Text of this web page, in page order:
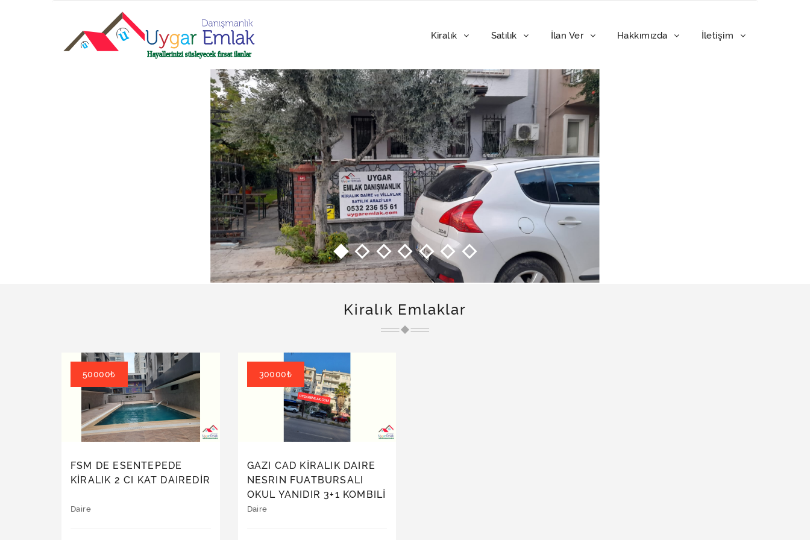
Kiralık Satılık İlan Ver Hakkımızda İletişim
Kiralık Emlaklar
50000₺
FSM DE ESENTEPEDE
KİRALIK 2 CI KAT DAIREDİR
Daire
30000₺
GAZI CAD KİRALIK DAIRE
NESRIN FUATBURSALI
OKUL YANIDIR 3+1 KOMBILİ
DIR GENİS BALKONLUDUR
Daire